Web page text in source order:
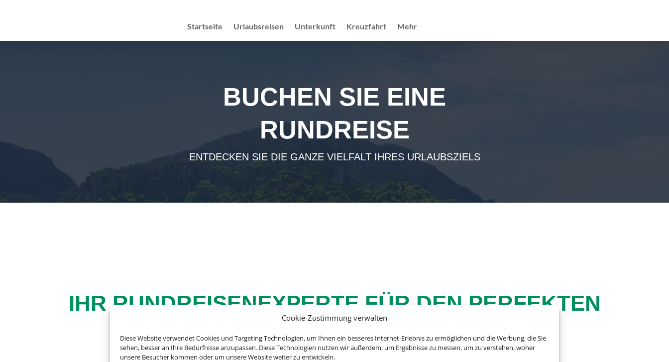
Cookie-Zustimmung verwalten
Diese Website verwendet Cookies und Targeting Technologien, um Ihnen ein besseres Internet-Erlebnis zu ermöglichen und die Werbung, die Sie
sehen, besser an Ihre Bedürfnisse anzupassen. Diese Technologien nutzen wir außerdem, um Ergebnisse zu messen, um zu verstehen, woher
unsere Besucher kommen oder um unsere Website weiter zu entwickeln.
Startseite Urlaubsreisen Unterkunft Kreuzfahrt Mehr
BUCHEN SIE EINE
RUNDREISE
ENTDECKEN SIE DIE GANZE VIELFALT IHRES URLAUBSZIELS
IHR RUNDREISENEXPERTE FÜR DEN PERFEKTEN
URLAUB